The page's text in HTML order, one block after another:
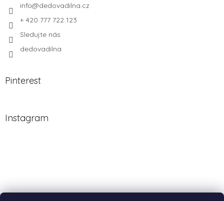
info@dedovadilna.cz
+ 420 777 722 123
Sledujte nás
dedovadilna
Pinterest
Instagram